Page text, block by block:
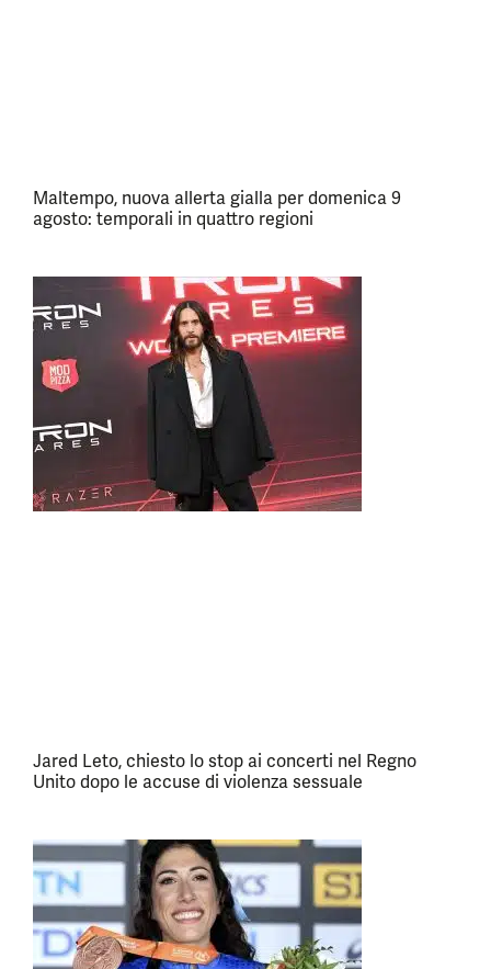
Maltempo, nuova allerta gialla per domenica 9
agosto: temporali in quattro regioni
Jared Leto, chiesto lo stop ai concerti nel Regno
Unito dopo le accuse di violenza sessuale